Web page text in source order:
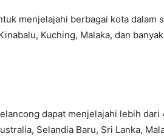
menjelajahi berbagai kota dalam
Kuching, Malaka, dan
dapat menjelajahi lebih
Selandia Baru, Sri Lanka,